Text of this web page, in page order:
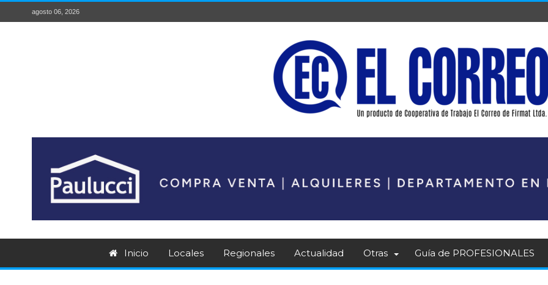
agosto 06, 2026
Inicio Locales Regionales Actualidad Otras Guía de PROFESIONALES